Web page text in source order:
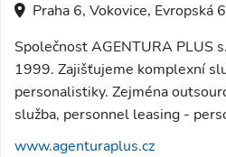
Praha 6, Vokovice, Evropská
Společnost AGENTURA PLUS
1999. Zajišťujeme komplexní
personalistiky. Zejména
služba, personnel leasing -
www.agenturaplus.cz